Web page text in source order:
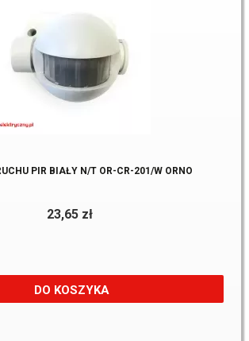
PIR BIAŁY N/T OR-CR-201/W ORNO
23,65 zł
DO KOSZYKA